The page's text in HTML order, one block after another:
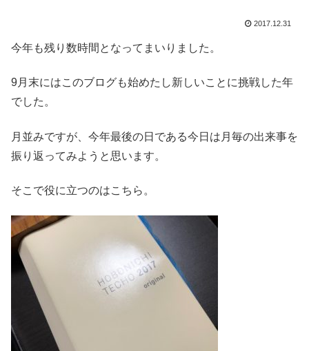
2017.12.31
今年も残り数時間となってまいりました。
9月末にはこのブログも始めたし新しいことに挑戦した年
でした。
月並みですが、今年最後の日である今日は月毎の出来事を
振り返ってみようと思います。
そこで役に立つのはこちら。